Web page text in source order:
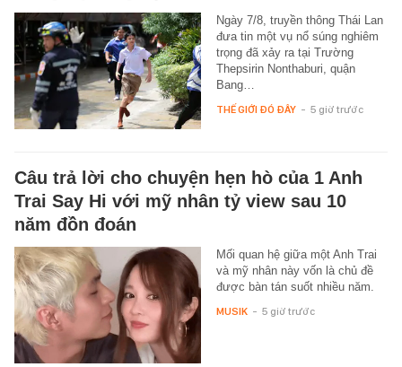
Ngày 7/8, truyền thông Thái Lan
đưa tin một vụ nổ súng nghiêm
trọng đã xảy ra tại Trường
Thepsirin Nonthaburi, quận
Bang…
THẾ GIỚI ĐÓ ĐÂY - 5 giờ trước
Câu trả lời cho chuyện hẹn hò của 1 Anh
Trai Say Hi với mỹ nhân tỷ view sau 10
năm đồn đoán
Mối quan hệ giữa một Anh Trai
và mỹ nhân này vốn là chủ đề
được bàn tán suốt nhiều năm.
MUSIK - 5 giờ trước